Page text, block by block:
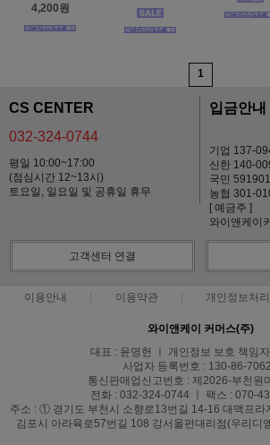
4,200원
1
CS CENTER
032-324-0744
평일 10:00~17:00
(점심시간 12~13시)
토요일, 일요일 및 공휴일 휴무
입금안내
기업 137-
신한 140-
국민
농협 301-
[ 예금주 ]
와이앤케이
고객센터 연결
이용안내 이용약관 개인정보처
와이앤케이 커머스(주)
대표 : 윤명헌 ㅣ 개인정보 보호 책임
사업자 등록번호 : 130-86-
통신판매업신고번호 : 제2026-부천원
전화 : 032-324-0744 ㅣ 팩스 : 070-
주소 : ① 경기도 부천시 소향로13번길 14-16 대맥프라
김포시 아라육로57번길 108 강서올펀대리점(우리디